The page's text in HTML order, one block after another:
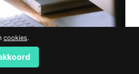
cookies.